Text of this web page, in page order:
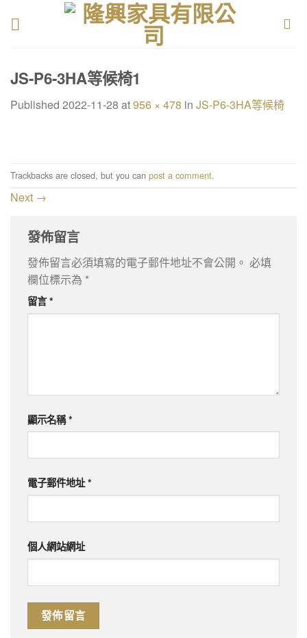
JS-P6-3HA等候椅1
Published 2022-11-28 at956 × 478 in JS-P6-3HA等候椅
Trackbacks are closed, but you can post a comment.
Next →
發佈留言
發佈留言必須填寫的電子郵件地址不會公開。 必填
欄位標示為 *
留言*
顯示名稱*
電子郵件地址*
個人網站網址